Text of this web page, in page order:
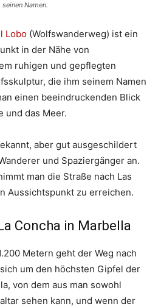
seinen Namen.
Lobo (Wolfswanderweg) ist ein
in der Nähe von
ruhigen und gepflegten
die ihm seinem Namen
einen beeindruckenden Blick
und das Meer.
aber gut ausgeschildert
und Spaziergänger an.
man die Straße nach Las
Aussichtspunkt zu erreichen.
Concha in Marbella
Metern geht der Weg nach
um den höchsten Gipfel der
von dem aus man sowohl
sehen kann, und wenn der